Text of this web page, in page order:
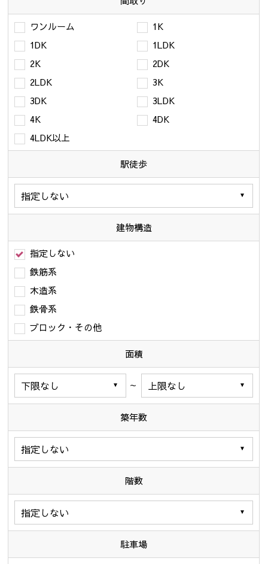
ワンルーム
1K
1DK
1LDK
2K
2DK
2LDK
3K
3DK
3LDK
4K
4DK
4LDK以上
駅徒歩
建物構造
指定しない
鉄筋系
木造系
鉄骨系
ブロック・その他
面積
～
築年数
階数
駐車場